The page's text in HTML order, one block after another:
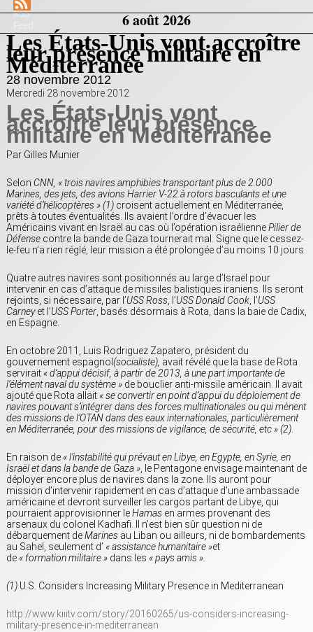
RSS
6 août 2026
Les États-Unis vont accroître
leur présence militaire en
Méditerranée
28 novembre 2012
Mercredi 28 novembre 2012
Les États-Unis vont
accroître leur présence
militaire en Méditerranée
Par Gilles Munier
Selon CNN, « trois navires amphibies transportant plus de 2.000
Marines, des jets, des avions Harrier V-22 à rotors basculants et une
variété d’hélicoptères » (1) croisent actuellement en Méditerranée,
prêts à toutes éventualités. Ils avaient l’ordre d’évacuer les
Américains vivant en Israël au cas où l’opération israéliennePilier de
Défense contre la bande de Gaza tournerait mal. Signe que le cessez-
le-feu n’a rien réglé, leur mission a été prolongée d’au moins 10 jours.
Quatre autres navires sont positionnés au large d’Israël pour
intervenir en cas d’attaque de missiles balistiques iraniens. Ils seront
rejoints, si nécessaire, par l’USS Ross , l’USS Donald Cook , l’USS
Carneyet l’USS Porter , basés désormais à Rota, dans la baie de Cadix,
en Espagne.
En octobre 2011, Luis Rodriguez Zapatero, président du
gouvernement espagnol (socialiste), avait révélé que la base de Rota
servirait« d’appui décisif, à partir de 2013, à une part importante de
l’élément naval du système » de bouclier anti-missile américain. Il avait
ajouté que Rota allait« se convertir en point d’appui du déploiement de
navires pouvant s’intégrer dans des forces multinationales ou qui mènent
des missions de l’OTAN dans des eaux internationales, particulièrement
en Méditerranée, pour des missions de vigilance, de sécurité, etc » (2)
En raison de« l’instabilité qui prévaut en Libye, en Egypte, en Syrie, en
Israël et dans la bande de Gaza » , le Pentagone envisage maintenant de
déployer encore plus de navires dans la zone. Ils auront pour
mission d’intervenir rapidement en cas d’attaque d’une ambassade
américaine et devront surveiller les cargos partant de Libye, qui
pourraient approvisionner leHamas en armes provenant des
arsenaux du colonel Kadhafi. Il n’est bien sûr question ni de
débarquement deMarines au Liban ou ailleurs, ni de bombardements
au Sahel, seulement d’ « assistance humanitaire »et
de« formation militaire » dans les « pays amis ».
(1) U.S. Considers Increasing Military Presence in Mediterranean
http://www.kiiitv.com/story/20160265/us-considers-increasing-
military-presence-in-mediterranean